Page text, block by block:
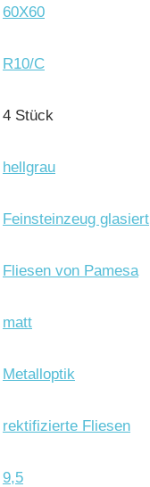
60X60
R10/C
4 Stück
hellgrau
Feinsteinzeug glasiert
Fliesen von Pamesa
matt
Metalloptik
rektifizierte Fliesen
9,5